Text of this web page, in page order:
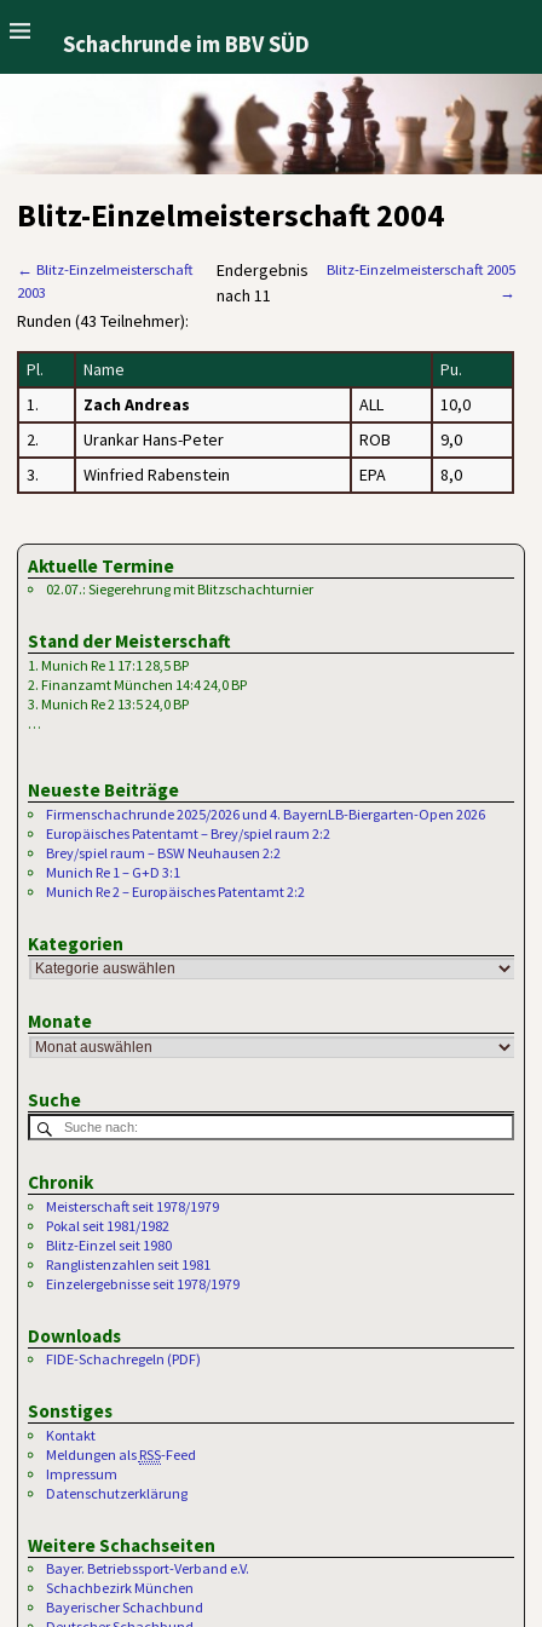
Schachrunde im BBV SÜD
Blitz-Einzelmeisterschaft 2004
← Blitz-Einzelmeisterschaft
2003
Blitz-Einzelmeisterschaft 2005
→
Endergebnis
nach 11
Runden (43 Teilnehmer):
Pl. Name
Pu.
1.
Zach Andreas ALL
10,0
2.
Urankar Hans-Peter ROB
9,0
3.
Winfried Rabenstein EPA 8,0
Aktuelle Termine
02.07.: Siegerehrung mit Blitzschachturnier
Stand der Meisterschaft
1. Munich Re 1 17:1 28,5 BP
2. Finanzamt München 14:4 24,0 BP
3. Munich Re 2 13:5 24,0 BP
…
Neueste Beiträge
Firmenschachrunde 2025/2026 und 4. BayernLB-Biergarten-Open 2026
Europäisches Patentamt – Brey/spiel raum 2:2
Brey/spiel raum – BSW Neuhausen 2:2
Munich Re 1 – G+D 3:1
Munich Re 2 – Europäisches Patentamt 2:2
Kategorien
Monate
Suche
Chronik
Meisterschaft seit 1978/1979
Pokal seit 1981/1982
Blitz-Einzel seit 1980
Ranglistenzahlen seit 1981
Einzelergebnisse seit 1978/1979
Downloads
FIDE-Schachregeln (PDF)
Sonstiges
Kontakt
Meldungen als RSS-Feed
Impressum
Datenschutzerklärung
Weitere Schachseiten
Bayer. Betriebssport-Verband e.V.
Schachbezirk München
Bayerischer Schachbund